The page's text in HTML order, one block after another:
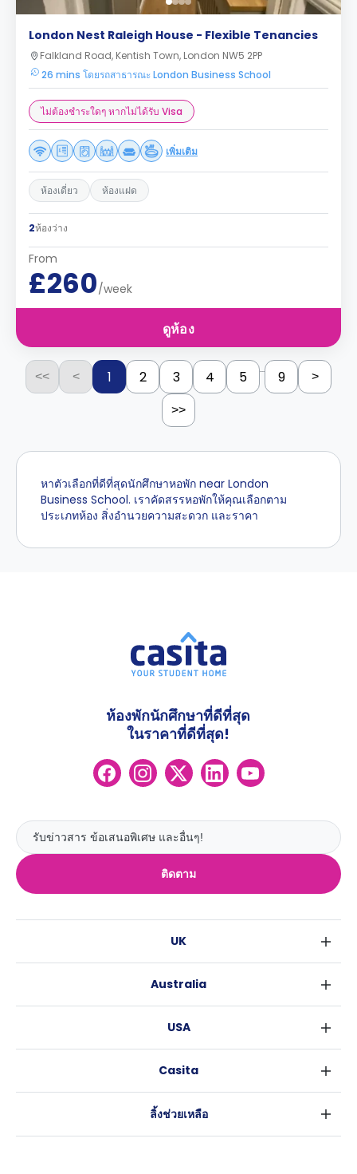
London Nest Raleigh House - Flexible Tenancies
Falkland Road, Kentish Town, London NW5 2PP
26 mins โดยรถสาธารณะ London Business School
ไม่ต้องชำระใดๆ หากไม่ได้รับ Visa
เพิ่มเติม
ห้องเดี่ยว ห้องแฝด
2ห้องว่าง
From
£260/week
ดูห้อง
<< < 1 2 3 4 5 ... 9 >
>>
หาตัวเลือกที่ดีที่สุดนักศึกษาหอพัก near London
Business School. เราคัดสรรหอพักให้คุณเลือกตาม
ประเภทห้อง สิ่งอำนวยความสะดวก และราคา
ติดตาม
ห้องพักนักศึกษาที่ดีที่สุด
ในราคาที่ดีที่สุด!
UK
เอดินเบอระ
ลีดส์
Australia
บริสเบน
อะเดลายด์
USA
แอตแลนตา
Casita
ลิ้งช่วยเหลือ